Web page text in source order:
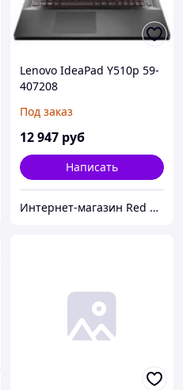
Lenovo IdeaPad Y510p 59-
407208
Под заказ
12 947 руб
Написать
Интернет-магазин Red Storm